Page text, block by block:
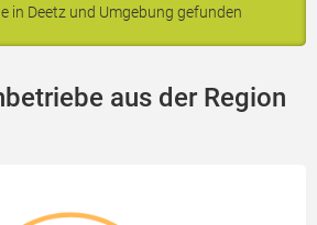
in Deetz und Umgebung gefunden
aus der Region